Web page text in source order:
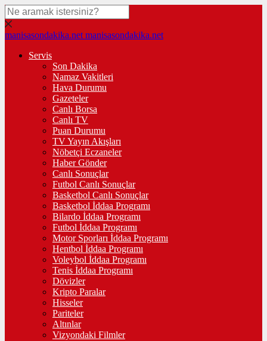
manisasondakika.net manisasondakika.net
Servis
Son Dakika
Namaz Vakitleri
Hava Durumu
Gazeteler
Canlı Borsa
Canlı TV
Puan Durumu
TV Yayın Akışları
Nöbetçi Eczaneler
Haber Gönder
Canlı Sonuçlar
Futbol Canlı Sonuçlar
Basketbol Canlı Sonuçlar
Basketbol İddaa Programı
Bilardo İddaa Programı
Futbol İddaa Programı
Motor Sporları İddaa Programı
Hentbol İddaa Programı
Voleybol İddaa Programı
Tenis İddaa Programı
Dövizler
Kripto Paralar
Hisseler
Pariteler
Altınlar
Vizyondaki Filmler